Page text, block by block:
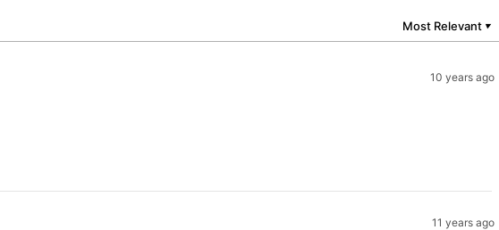
Most Relevant ▼
10 years ago
11 years ago